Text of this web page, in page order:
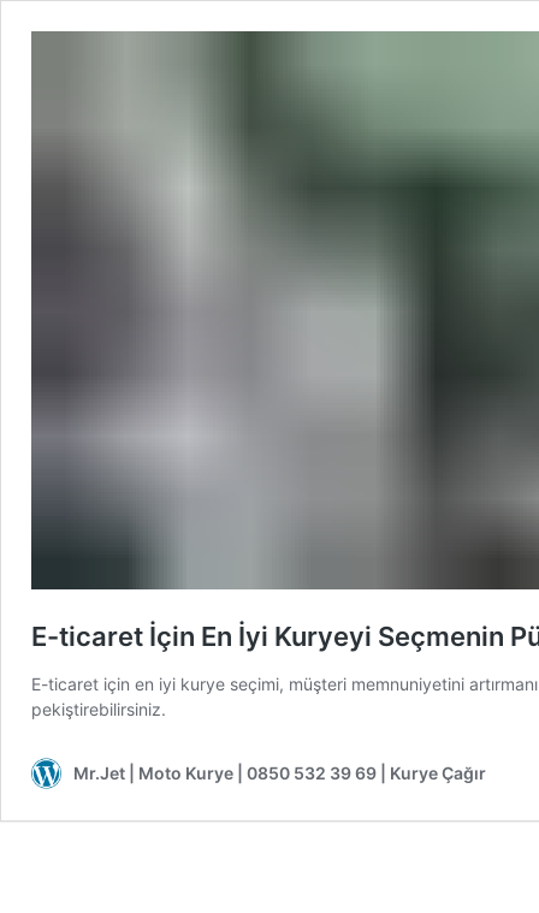
E-ticaret İçin En İyi Kuryeyi Seçmenin
E-ticaret için en iyi kurye seçimi, müşteri memnuniyetini
pekiştirebilirsiniz.
Mr.Jet | Moto Kurye | 0850 532 39 69 | Kurye Çağır